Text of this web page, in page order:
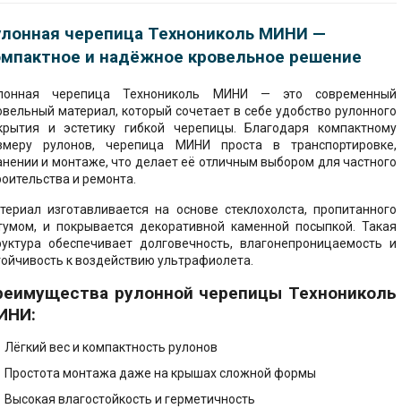
стяжка пола
стружечные
материалы
фасада
потолка
отмостки
стяжки пола
стен и
теплого
комплектация
софиты
черепица Технониколь МИНИ —
и надёжное кровельное решение
черепица Технониколь МИНИ — это современный
материал, который сочетает в себе удобство рулонного
и эстетику гибкой черепицы. Благодаря компактному
рулонов, черепица МИНИ проста в транспортировке,
и монтаже, что делает её отличным выбором для частного
и ремонта.
изготавливается на основе стеклохолста, пропитанного
и покрывается декоративной каменной посыпкой. Такая
обеспечивает долговечность, влагонепроницаемость и
к воздействию ультрафиолета.
рулонной черепицы Технониколь
Лёгкий вес и компактность рулонов
Простота монтажа даже на крышах сложной формы
Высокая влагостойкость и герметичность